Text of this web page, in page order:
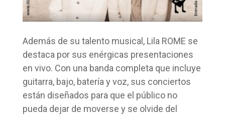
Además de su talento musical, Lila ROME se
destaca por sus enérgicas presentaciones
en vivo. Con una banda completa que incluye
guitarra, bajo, batería y voz, sus conciertos
están diseñados para que el público no
pueda dejar de moverse y se olvide del